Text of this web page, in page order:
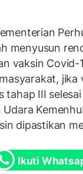
menyusun
vaksin Covid-
jika
tahap III
Udara
dipastikan
Ikuti